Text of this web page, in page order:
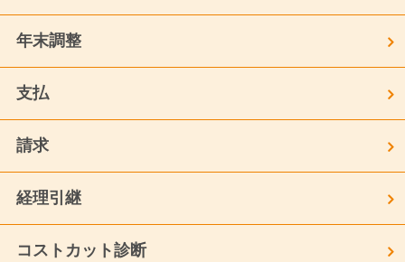
年末調整
支払
請求
経理引継
コストカット診断